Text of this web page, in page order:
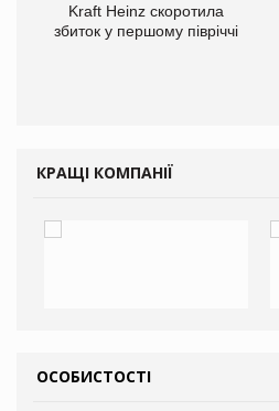
Kraft Heinz скоротила
збиток у першому півріччі
КРАЩІ КОМПАНІЇ
ОСОБИСТОСТІ